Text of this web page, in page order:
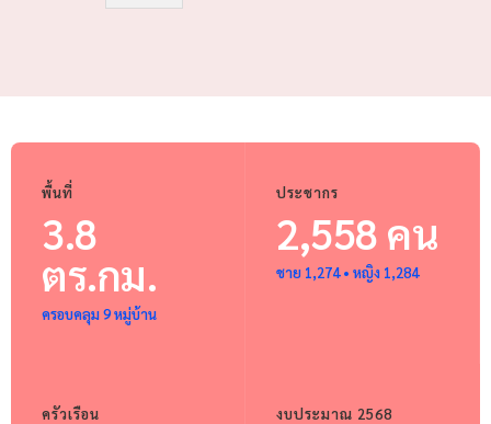
พื้นที่
3.8
ตร.กม.
ครอบคลุม 9 หมู่บ้าน
ประชากร
2,558 คน
ชาย 1,274 • หญิง 1,284
ครัวเรือน งบประมาณ 2568